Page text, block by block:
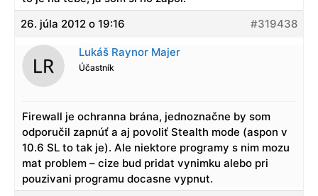
26. júla 2012 o 19:16
#319438
Lukáš Raynor Majer
Účastník
Firewall je ochranna brána, jednoznačne by som
odporučil zapnúť a aj povoliť Stealth mode (aspon v
10.6 SL to tak je). Ale niektore programy s nim mozu
mat problem – cize bud pridat vynimku alebo pri
pouzivani programu docasne vypnut.